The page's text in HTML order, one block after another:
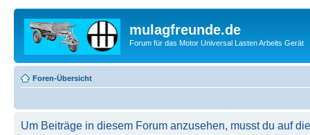
mulagfreunde.de
Forum für das Motor Universal Lasten Arbeits Gerät
Foren-Übersicht
Um Beiträge in diesem Forum anzusehen, musst du auf